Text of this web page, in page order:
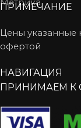
ПРИМЕЧАНИЕ
Цены указанные
офертой
НАВИГАЦИЯ
ПРИНИМАЕМ К